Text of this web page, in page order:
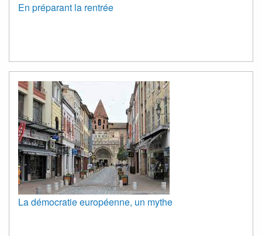
En préparant la rentrée
La démocratie européenne, un mythe